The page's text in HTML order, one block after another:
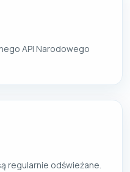
API Narodowego
regularnie odświeżane.